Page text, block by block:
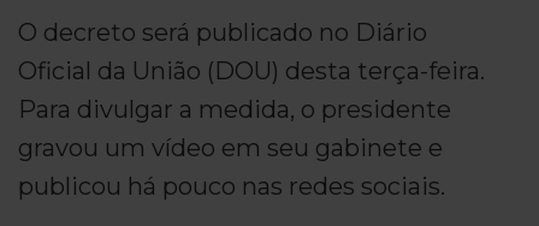
O decreto será publicado no Diário
Oficial da União (DOU) desta terça-feira.
Para divulgar a medida, o presidente
gravou um vídeo em seu gabinete e
publicou há pouco nas redes sociais.